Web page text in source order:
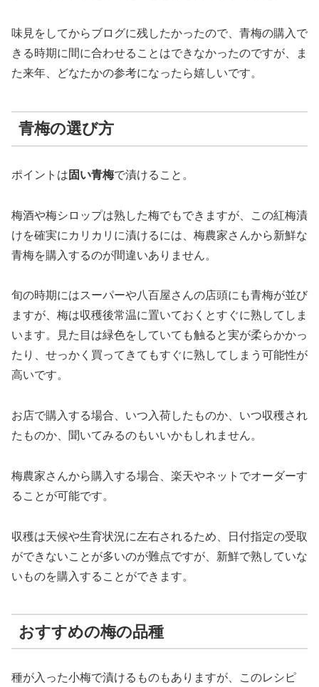
味見をしてからブログに残したかったので、青梅の購入で
きる時期に間に合わせることはできなかったのですが、ま
た来年、どなたかの参考になったら嬉しいです。
青梅の選び方
ポイントは 固い青梅で漬けること。
梅酒や梅シロップは熟した梅でもできますが、この紅梅漬
けを確実にカリカリに漬けるには、梅農家さんから新鮮な
青梅を購入するのが間違いありません。
旬の時期にはスーパーや八百屋さんの店頭にも青梅が並び
ますが、梅は収穫後常温に置いておくとすぐに熟してしま
います。見た目は緑色をしていても触ると実が柔らかかっ
たり、せっかく買ってきてもすぐに熟してしまう可能性が
高いです。
お店で購入する場合、いつ入荷したものか、いつ収穫され
たものか、聞いてみるのもいいかもしれません。
梅農家さんから購入する場合、楽天やネットでオーダーす
ることが可能です。
収穫は天候や生育状況に左右されるため、日付指定の受取
ができないことが多いのが難点ですが、新鮮で熟していな
いものを購入することができます。
おすすめの梅の品種
種が入った小梅で漬けるものもありますが、このレシピ